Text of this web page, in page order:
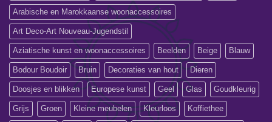
Arabische en Marokkaanse woonaccessoires
Art Deco-Art Nouveau-Jugendstil
Aziatische kunst en woonaccessoires Beelden Beige Blauw
Bodour Boudoir Bruin Decoraties van hout Dieren
Doosjes en blikken Europese kunst Geel Glas Goudkleurig
Grijs Groen Kleine meubelen Kleurloos Koffiethee